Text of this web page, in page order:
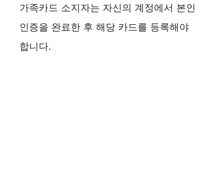
가족카드 소지자는 자신의 계정에서 본인
인증을 완료한 후 해당 카드를 등록해야
합니다.